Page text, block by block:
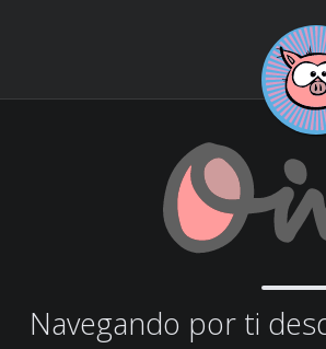
Navegando por ti